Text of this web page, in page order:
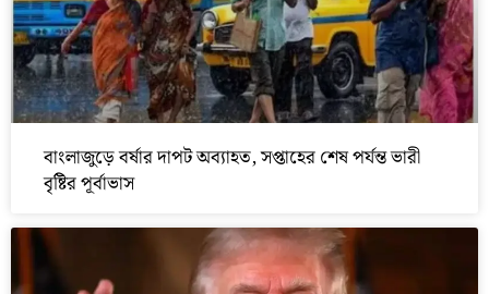
বাংলাজুড়ে বর্ষার দাপট অব্যাহত, সপ্তাহের শেষ পর্যন্ত ভারী
বৃষ্টির পূর্বাভাস